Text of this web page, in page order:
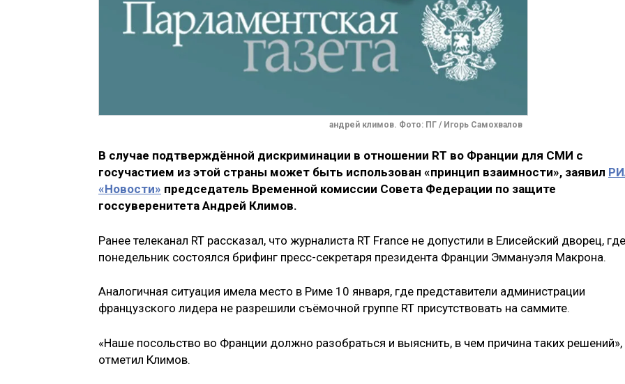
андрей климов. Фото: ПГ / Игорь Самохвалов
В случае подтверждённой дискриминации в отношении RT во Франции для СМИ с
госучастием из этой страны может быть использован «принцип взаимности», заявил
«Новости» председатель Временной комиссии Совета Федерации по защите
госсуверенитета Андрей Климов.
Ранее телеканал RT рассказал, что журналиста RT France не допустили в Елисейский дворец,
понедельник состоялся брифинг пресс-секретаря президента Франции Эммануэля Макрона.
Аналогичная ситуация имела место в Риме 10 января, где представители администрации
французского лидера не разрешили съёмочной группе RT присутствовать на саммите.
«Наше посольство во Франции должно разобраться и выяснить, в чем причина таких
отметил Климов.